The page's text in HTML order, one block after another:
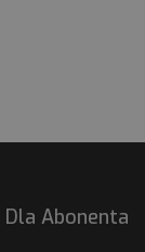
Dla Abonenta